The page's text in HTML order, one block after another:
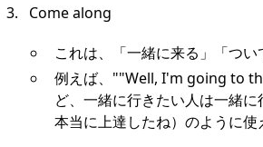
Come along
これは、「一緒に来る」「つい
例えば、""Well, I'm going to
ど、一緒に行きたい人は一緒
本当に上達したね）のように使